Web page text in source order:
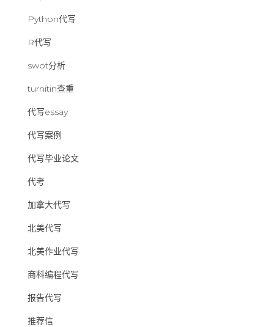
Python代写
R代写
swot分析
turnitin查重
代写essay
代写案例
代写毕业论文
代考
加拿大代写
北美代写
北美作业代写
商科编程代写
报告代写
推荐信